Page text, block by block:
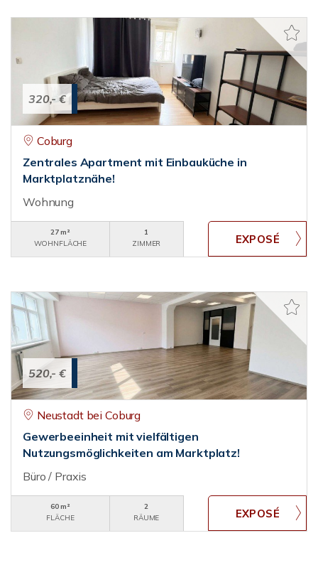
320,- €
Coburg
Zentrales Apartment mit Einbauküche in
Marktplatznähe!
Wohnung
27 m²
WOHNFLÄCHE
1
ZIMMER
520,- €
Neustadt bei Coburg
Gewerbeeinheit mit vielfältigen
Nutzungsmöglichkeiten am Marktplatz!
Büro / Praxis
60 m²
FLÄCHE
2
RÄUME